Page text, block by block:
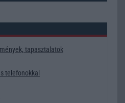
tapasztalatok
telefonokkal